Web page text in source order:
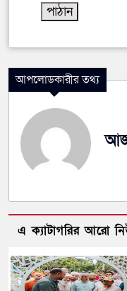
আপলোডকারীর তথ্য
এ ক্যাটাগরির আরো